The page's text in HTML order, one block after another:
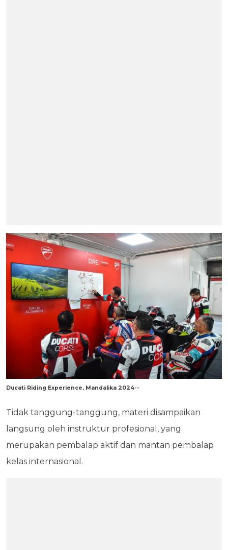
Ducati Riding Experience, Mandalika 2024--
Tidak tanggung-tanggung, materi disampaikan
langsung oleh instruktur profesional, yang
merupakan pembalap aktif dan mantan pembalap
kelas internasional.